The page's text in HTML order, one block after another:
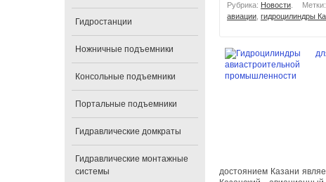
Рубрика: Новости Метки:
авиации гидроцилиндры
достоянием Казани
Гидростанции
Ножничные подъемники
Консольные подъемники
Портальные подъемники
Гидравлические домкраты
Гидравлические монтажные
системы